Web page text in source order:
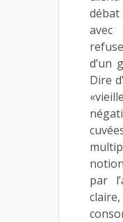
avec
d’un
Dire
par